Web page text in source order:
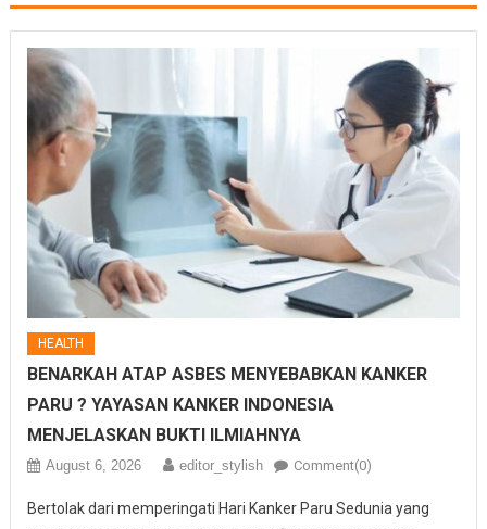
HEALTH
BENARKAH ATAP ASBES MENYEBABKAN KANKER
PARU ? YAYASAN KANKER INDONESIA
MENJELASKAN BUKTI ILMIAHNYA
August 6, 2026 editor_stylish Comment(0)
Bertolak dari memperingati Hari Kanker Paru Sedunia yang